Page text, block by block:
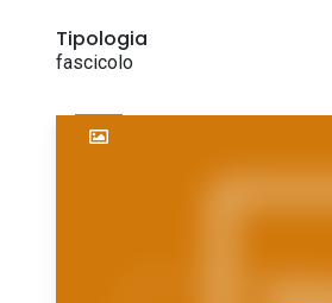
Tipologia
fascicolo